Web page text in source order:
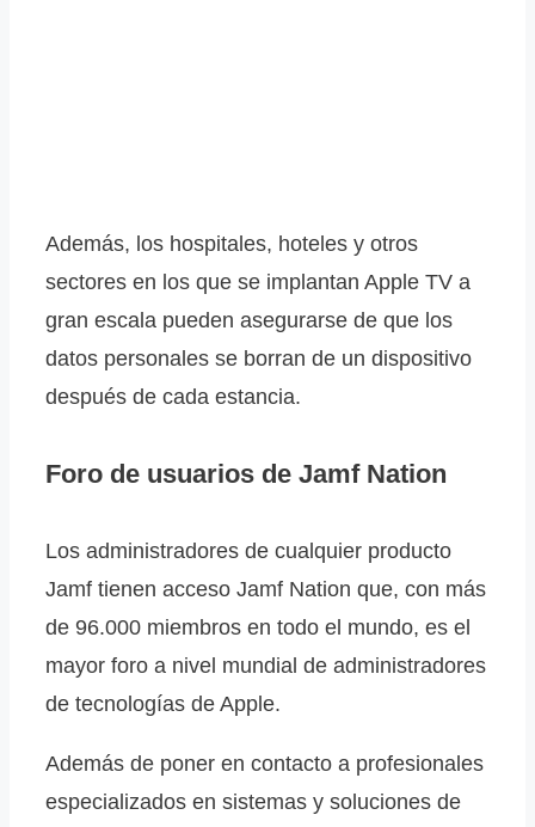
Además, los hospitales, hoteles y otros
sectores en los que se implantan Apple TV a
gran escala pueden asegurarse de que los
datos personales se borran de un dispositivo
después de cada estancia.
Foro de usuarios de Jamf Nation
Los administradores de cualquier producto
Jamf tienen acceso Jamf Nation que, con más
de 96.000 miembros en todo el mundo, es el
mayor foro a nivel mundial de administradores
de tecnologías de Apple.
Además de poner en contacto a profesionales
especializados en sistemas y soluciones de